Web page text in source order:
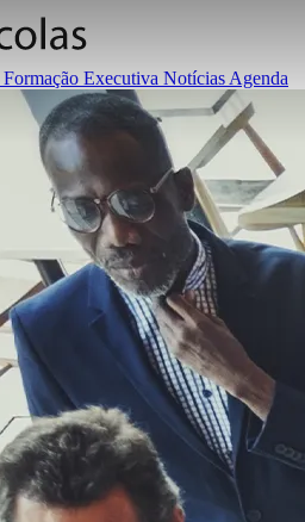
Formação Executiva Notícias Agenda